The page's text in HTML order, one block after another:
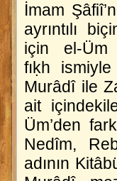
İmam
ayrıntılı
için el-Üm
fıḳh
Murâdî ile
ait
Üm’den
Nedîm,
adının